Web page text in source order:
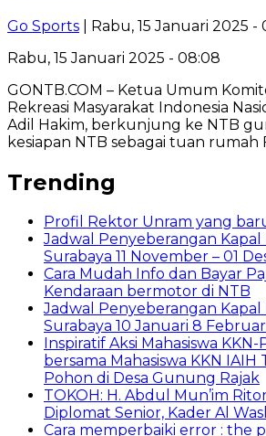
Go Sports | Rabu, 15 Januari 2025 -
Rabu, 15 Januari 2025 - 08:08
GONTB.COM – Ketua Umum
Rekreasi Masyarakat Indonesia
Adil Hakim, berkunjung ke NTB
kesiapan NTB sebagai tuan rumah
Trending
Profil Rektor Unram yang
Jadwal Penyeberangan Kapal
Surabaya 11 November – 01
Cara Mudah Info dan Bayar
Kendaraan bermotor di NTB
Jadwal Penyeberangan Kapal
Surabaya 10 Januari 8
Inspiratif Aksi Mahasiswa
bersama Mahasiswa KKN IAIH
Pohon di Desa Gunung Rajak
TOKOH: H. Abdul Mun’im
Diplomat Senior, Kader Al
Cara memperbaiki error : the